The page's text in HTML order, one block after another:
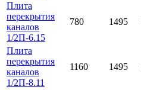
Плита
перекрытия
каналов
1/2П-6.15
780 1495
Плита
перекрытия
каналов
1/2П-8.11
1160 1495